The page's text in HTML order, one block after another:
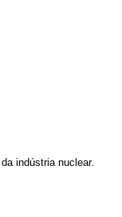
indústria nuclear.